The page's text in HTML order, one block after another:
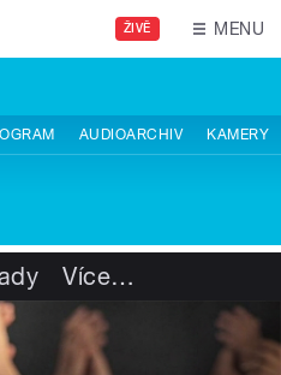
ŽIVĚ MENU
AUDIOARCHIV KAMERY
Více…